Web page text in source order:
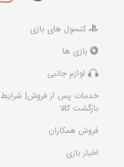
کنسول های بازی
بازی ها
لوازم جانبی
خدمات پس از فروش| شرایط
بازگشت کالا
فروش همکاران
اخبار بازی